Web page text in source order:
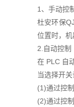
1、手动控
杜安环保
位置时，
2.自动控制
在 PLC 自
当选择开
(1)通过控
(2)通过控